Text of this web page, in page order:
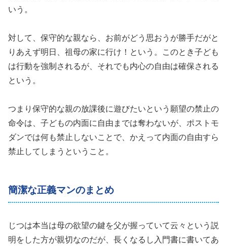
いう。
対して、保守的な親なら、お前がどう思おうが勝手だがと
りあえず明日、祖母の家に行け！という。このとき子ども
は行動を強制されるが、それでも内心の自由は確保される
という。
つまり保守的な親の放課後に遊びたいという願望の禁止の
命令は、子どもの内面に自由までは奪わないが、ポストモ
ダンでは何も禁止しないことで、かえって内面の自由すら
禁止してしまうということ。
簡潔な正義マンのまとめ
じつは本当は母の欲望の鍵を父が握っていて云々という説
明をした方が親切なのだが、長くなるし入門書に書いてあ